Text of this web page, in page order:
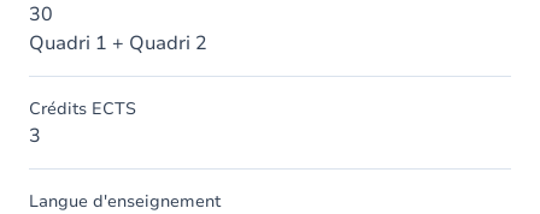
30
Quadri 1 + Quadri 2
Crédits ECTS
3
Langue d'enseignement